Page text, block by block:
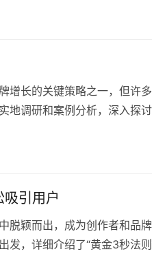
实操经验的人阅读。 01·私
增长的关键策略之一，但许
地调研和案例分析，深入探讨
年，我还花3个多月从重
引用户
脱颖而出，成为创作者和品
发，详细介绍了“黄金3秒法则